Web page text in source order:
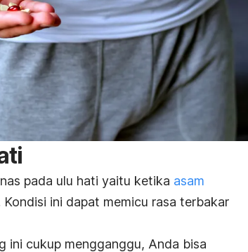
pada ulu hati yaitu ketika asam
ini dapat memicu rasa terbakar
ini cukup mengganggu, Anda bisa